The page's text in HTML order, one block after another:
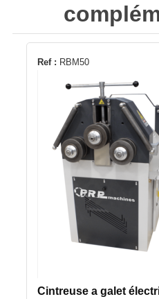
Ref : RBM50
Cintreuse a galet